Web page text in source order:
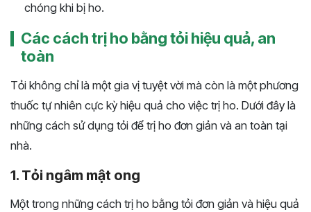
chóng khi bị ho.
Các cách trị ho bằng tỏi hiệu quả, an
toàn
Tỏi không chỉ là một gia vị tuyệt vời mà còn là một phương
thuốc tự nhiên cực kỳ hiệu quả cho việc trị ho. Dưới đây là
những cách sử dụng tỏi để trị ho đơn giản và an toàn tại
nhà.
1. Tỏi ngâm mật ong
Một trong những cách trị ho bằng tỏi đơn giản và hiệu quả